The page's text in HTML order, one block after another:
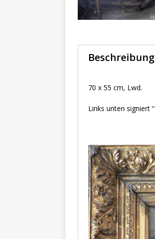
Beschreibung
70 x 55 cm, Lwd.
Links unten signiert